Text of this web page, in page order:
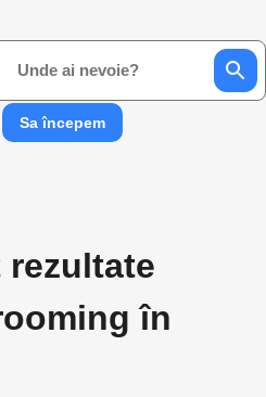
Unde ai nevoie?
Sa începem
rezultate
în